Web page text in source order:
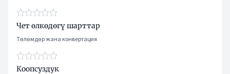
Чет өлкөдөгү шарттар
Төлөмдөр жана конвертация
Коопсуздук